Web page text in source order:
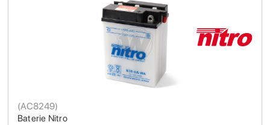
Baterie Nitro
(AC8249)